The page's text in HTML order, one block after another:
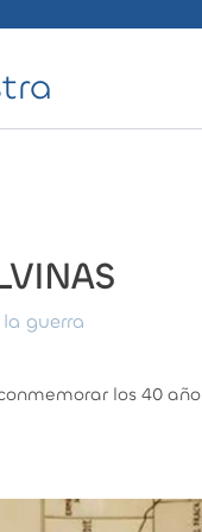
guerra
los 40